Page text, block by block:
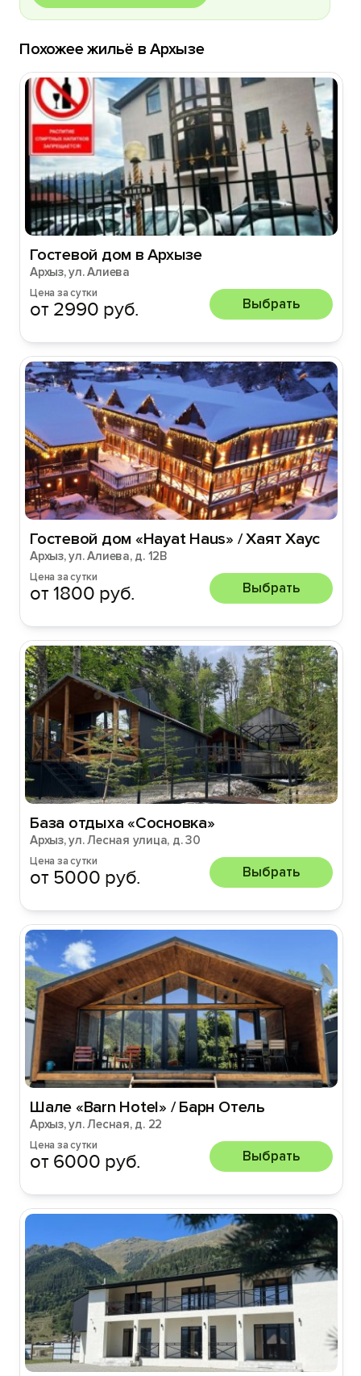
Похожее жильё в Архызе
Гостевой дом в Архызе
Архыз, ул. Алиева
Цена за сутки
от 2990 руб. Выбрать
Гостевой дом «Hayat Haus» / Хаят Хаус
Архыз, ул. Алиева, д. 12В
Цена за сутки
от 1800 руб. Выбрать
База отдыха «Сосновка»
Архыз, ул. Лесная улица, д. 30
Цена за сутки
от 5000 руб. Выбрать
Шале «Barn Hotel» / Барн Отель
Архыз, ул. Лесная, д. 22
Цена за сутки
от 6000 руб. Выбрать